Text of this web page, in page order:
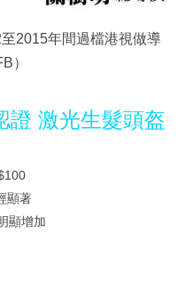
2015年間過檔港視做導
）
證 激光生髮頭盔
顯著
顯增加